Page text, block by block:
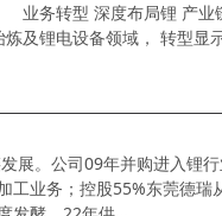
型 深度布局锂 产业链
及锂电设备领域， 转型
司09年并购进入锂行业
工业务；控股55%东莞德